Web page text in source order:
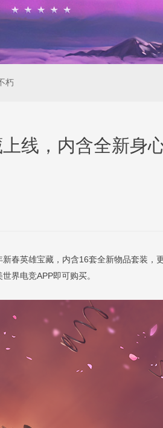
朽
线，内含全新身
春英雄宝藏，内含16套全新物品套装，
界电竞APP即可购买。